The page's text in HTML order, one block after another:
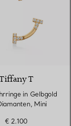
T
in Gelbgold
Mini
€ 2.100